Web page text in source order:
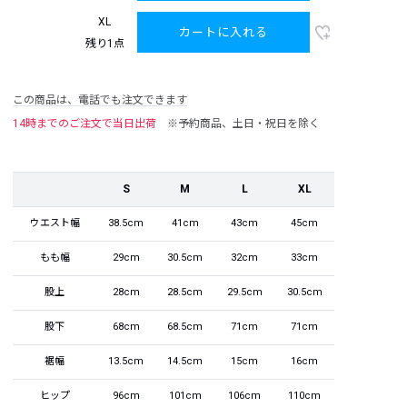
XL
残り1点
カートに入れる
この商品は、電話でも注文できます
14時までのご注文で当日出荷
※予約商品、土日・祝日を除く
S M L XL
ウエスト幅 38.5cm 41cm 43cm 45cm
もも幅 29cm 30.5cm 32cm 33cm
股上 28cm 28.5cm 29.5cm 30.5cm
股下 68cm 68.5cm 71cm 71cm
裾幅 13.5cm 14.5cm 15cm 16cm
ヒップ 96cm 101cm 106cm 110cm